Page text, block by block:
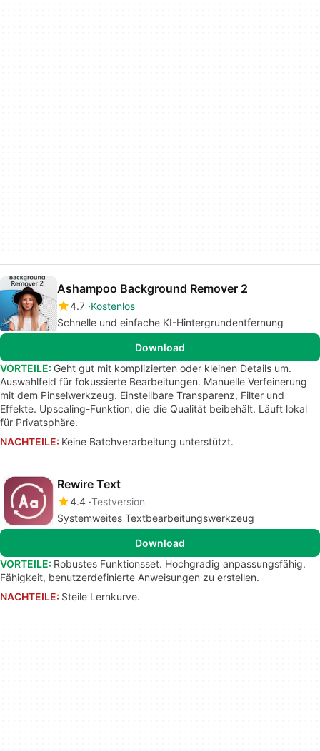
Ashampoo Background Remover 2
4.7 Kostenlos
Schnelle und einfache KI-Hintergrundentfernung
Download
VORTEILE: Geht gut mit komplizierten oder kleinen Details um.
Auswahlfeld für fokussierte Bearbeitungen. Manuelle Verfeinerung
mit dem Pinselwerkzeug. Einstellbare Transparenz, Filter und
Effekte. Upscaling-Funktion, die die Qualität beibehält. Läuft lokal
für Privatsphäre.
NACHTEILE: Keine Batchverarbeitung unterstützt.
Rewire Text
4.4 Testversion
Systemweites Textbearbeitungswerkzeug
Download
VORTEILE: Robustes Funktionsset. Hochgradig anpassungsfähig.
Fähigkeit, benutzerdefinierte Anweisungen zu erstellen.
NACHTEILE: Steile Lernkurve.